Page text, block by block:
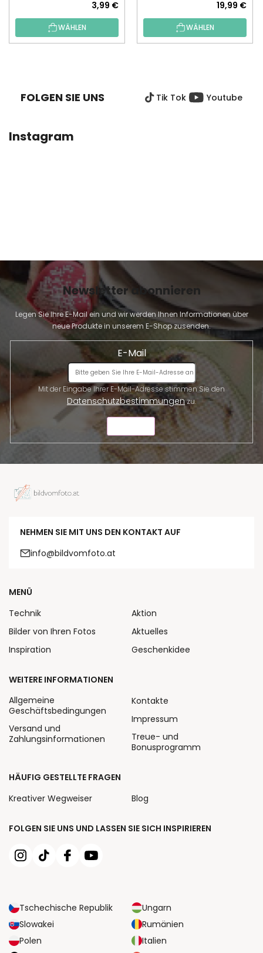
3,99 €
WÄHLEN
19,99 €
WÄHLEN
FOLGEN SIE UNS Tik Tok Youtube
Instagram
Newsletter abonnieren
Legen Sie Ihre E-Mail ein und wir werden Ihnen Informationen über
neue Produkte in unserem E-Shop zusenden.
E-Mail
Datenschutzbestimmungenzu.
NEHMEN SIE MIT UNS DEN KONTAKT AUF
info@bildvomfoto.at
FOLGEN SIE UNS UND LASSEN SIE SICH INSPIRIEREN
Tschechische Republik
Ungarn
Slowakei
Rumänien
Polen
Italien
MENÜ
Technik
Bilder von Ihren Fotos
Inspiration
Aktion
Aktuelles
Geschenkidee
WEITERE INFORMATIONEN
Allgemeine
Geschäftsbedingungen
Versand und
Zahlungsinformationen
Kontakte
Impressum
Treue- und
Bonusprogramm
HÄUFIG GESTELLTE FRAGEN
Kreativer Wegweiser
Blog